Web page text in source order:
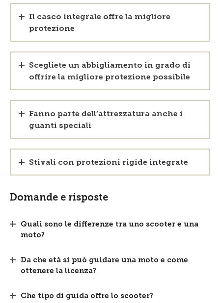
Il casco integrale offre la migliore
protezione
Scegliete un abbigliamento in grado di
offrire la migliore protezione possibile
Fanno parte dell’attrezzatura anche i
guanti speciali
Stivali con protezioni rigide integrate
Domande e risposte
Quali sono le differenze tra uno scooter e una
moto?
Da che età si può guidare una moto e come
ottenere la licenza?
Che tipo di guida offre lo scooter?